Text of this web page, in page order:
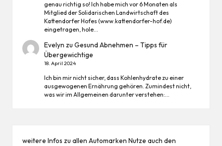
genau richtig so! Ich habe mich vor 6 Monaten als
Mitglied der Solidarischen Landwirtschaft des
Kattendorfer Hofes (www.kattendorfer-hof.de)
eingetragen, hole…
Evelyn zuGesund Abnehmen – Tipps für
Übergewichtige
18. April 2024
Ich bin mir nicht sicher, dass Kohlenhydrate zu einer
ausgewogenen Ernährung gehören. Zumindest nicht,
was wir im Allgemeinen darunter verstehen:…
weitere Infos zu allen Automarken Nutze auch den